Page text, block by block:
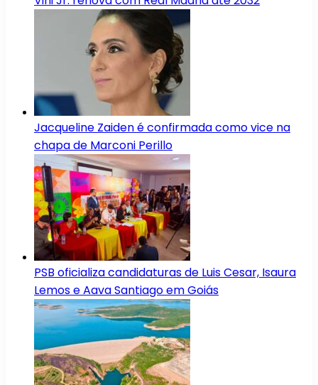
Jacqueline Zaiden é confirmada como vice na
chapa de Marconi Perillo
PSB oficializa candidaturas de Luis Cesar, Isaura
Lemos e Aava Santiago em Goiás